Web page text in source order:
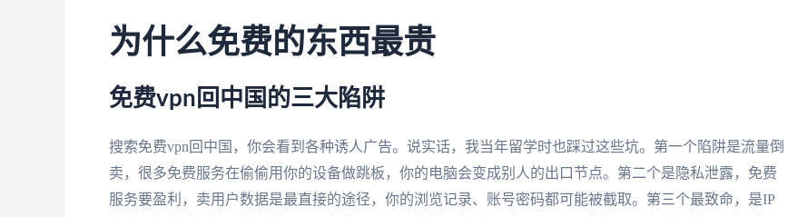
为什么免费的东西最贵
免费vpn回中国的三大陷阱
搜索免费vpn回中国，你会看到各种诱人广告。说实话，我当年留学时也踩过这些坑。第一个陷阱是流量倒
卖，很多免费服务在偷偷用你的设备做跳板，你的电脑会变成别人的出口节点。第二个是隐私泄露，免费
服务要盈利，卖用户数据是最直接的途径，你的浏览记录、账号密码都可能被截取。第三个最致命，是IP